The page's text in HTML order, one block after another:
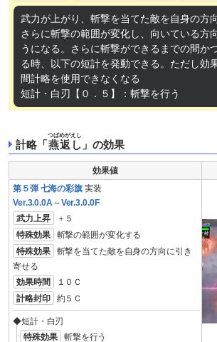
武力が上がり、斬撃を当てた敵を自身の方
さらに斬撃の範囲が変化し、向いている方
うになる。さらに斬撃ができるまでの間か
る時、以下の短計を発動できる。ただし効
間計略を使用できなくなる
短計・白刃【０．５】：斬撃を行う
計略「 燕返し
つばめがえし
」の効果
効果値
第５弾 七海の彩旗実装
Ver.3.0.0A ～Ver.3.0.0F
武力上昇
＋５
特殊効果
斬撃の範囲が変化する
特殊効果
斬撃を当てた敵を自身の方向に引き
寄せる
効果時間
１０Ｃ
計略封印
約５Ｃ
◆短計・白刃
特殊効果
斬撃を行う